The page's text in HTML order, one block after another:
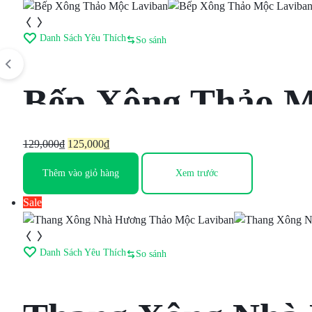
Danh Sách Yêu Thích So sánh
Bếp Xông Thảo
129,000₫ Giá
là:
129,000₫.
125,000₫Giá
tại
là:
Thêm vào giỏ hàng Xem trước
Sale
Danh Sách Yêu Thích So sánh